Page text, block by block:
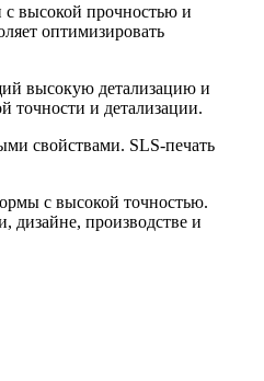
с высокой прочностью и
оптимизировать
высокую детализацию и
точности и детализации.
свойствами. SLS-печать
с высокой точностью.
дизайне, производстве и